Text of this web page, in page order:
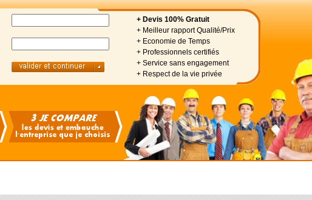
+ Devis 100% Gratuit
+ Meilleur rapport Qualité/Prix
+ Economie de Temps
+ Professionnels certifiés
+ Service sans engagement
+ Respect de la vie privée